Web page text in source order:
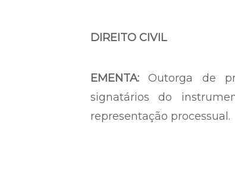
DIREITO CIVIL
EMENTA: Outorga de
signatários do
representação processual.